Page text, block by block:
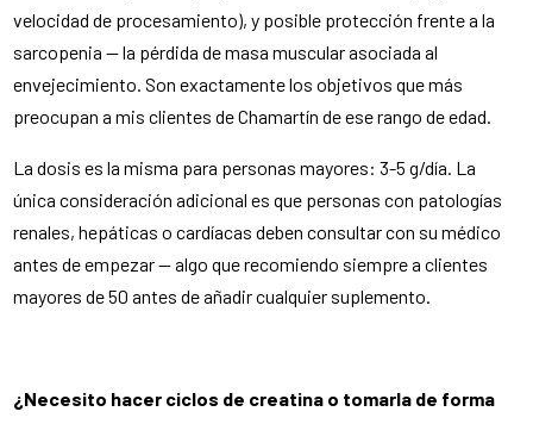
velocidad de procesamiento), y posible protección frente a la
sarcopenia — la pérdida de masa muscular asociada al
envejecimiento. Son exactamente los objetivos que más
preocupan a mis clientes de Chamartín de ese rango de edad.
La dosis es la misma para personas mayores: 3-5 g/día. La
única consideración adicional es que personas con patologías
renales, hepáticas o cardíacas deben consultar con su médico
antes de empezar — algo que recomiendo siempre a clientes
mayores de 50 antes de añadir cualquier suplemento.
¿Necesito hacer ciclos de creatina o tomarla de forma